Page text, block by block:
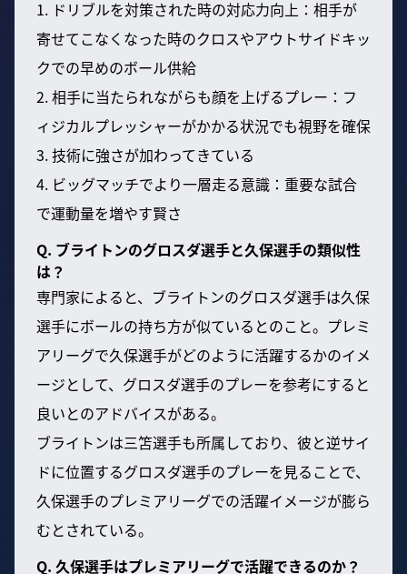
1. ドリブルを対策された時の対応力向上：相手が
寄せてこなくなった時のクロスやアウトサイドキッ
クでの早めのボール供給
2. 相手に当たられながらも顔を上げるプレー：フ
ィジカルプレッシャーがかかる状況でも視野を確保
3. 技術に強さが加わってきている
4. ビッグマッチでより一層走る意識：重要な試合
で運動量を増やす賢さ
Q. ブライトンのグロスダ選手と久保選手の類似性
は？
専門家によると、ブライトンのグロスダ選手は久保
選手にボールの持ち方が似ているとのこと。プレミ
アリーグで久保選手がどのように活躍するかのイメ
ージとして、グロスダ選手のプレーを参考にすると
良いとのアドバイスがある。
ブライトンは三笘選手も所属しており、彼と逆サイ
ドに位置するグロスダ選手のプレーを見ることで、
久保選手のプレミアリーグでの活躍イメージが膨ら
むとされている。
Q. 久保選手はプレミアリーグで活躍できるのか？